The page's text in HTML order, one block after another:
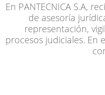
En PANTECNICA S.A,
de asesoría
representación,
procesos judiciales. En